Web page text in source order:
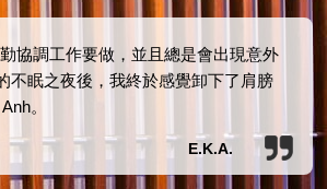
協調工作要做，並且總是會出現意外
不眠之夜後，我終於感覺卸下了肩膀
。
E.K.A.